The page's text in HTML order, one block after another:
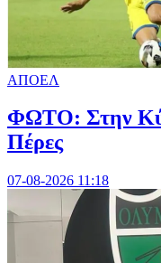
ΑΠΟΕΛ
ΦΩΤΟ: Στην
Πέρες
07-08-2026 11:18